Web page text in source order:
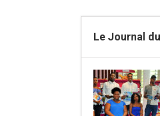
Le Journal